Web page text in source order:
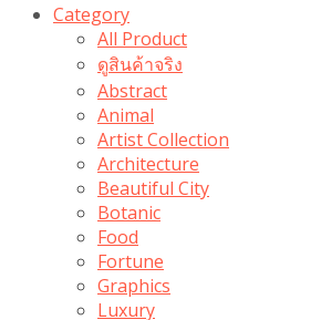
Category
All Product
ดูสินค้าจริง
Abstract
Animal
Artist Collection
Architecture
Beautiful City
Botanic
Food
Fortune
Graphics
Luxury